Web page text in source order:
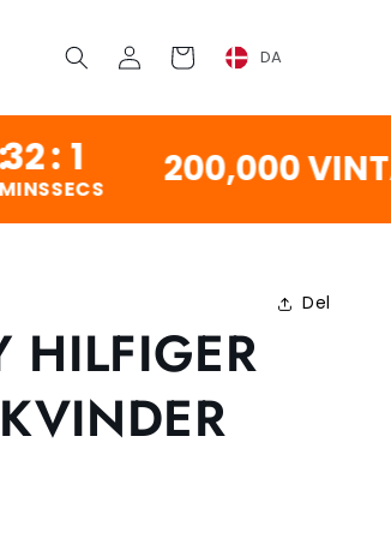
Log
ind
Vogn DA
200,000 VINTAGE
Del
HILFIGER